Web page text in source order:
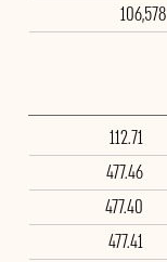
106,578
112.71
477.46
477.40
477.41